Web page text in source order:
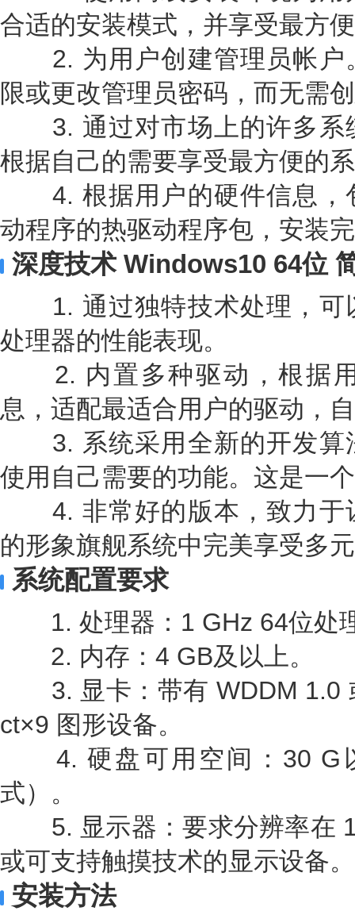
合适的安装模式，并享受最方
2. 为用户创建管理员帐户
限或更改管理员密码，而无需
3. 通过对市场上的许多系
根据自己的需要享受最方便的
4. 根据用户的硬件信息，
动程序的热驱动程序包，安装
深度技术 Windows10 64位
1. 通过独特技术处理，可
处理器的性能表现。
2. 内置多种驱动，根据用
息，适配最适合用户的驱动，
3. 系统采用全新的开发算
使用自己需要的功能。这是一
4. 非常好的版本，致力于
的形象旗舰系统中完美享受多
系统配置要求
1. 处理器：1 GHz 64位处
2. 内存：4 GB及以上。
3. 显卡：带有 WDDM 1.0
ct×9 图形设备。
4. 硬盘可用空间：30 G
式）。
5. 显示器：要求分辨率在
或可支持触摸技术的显示设备。
安装方法